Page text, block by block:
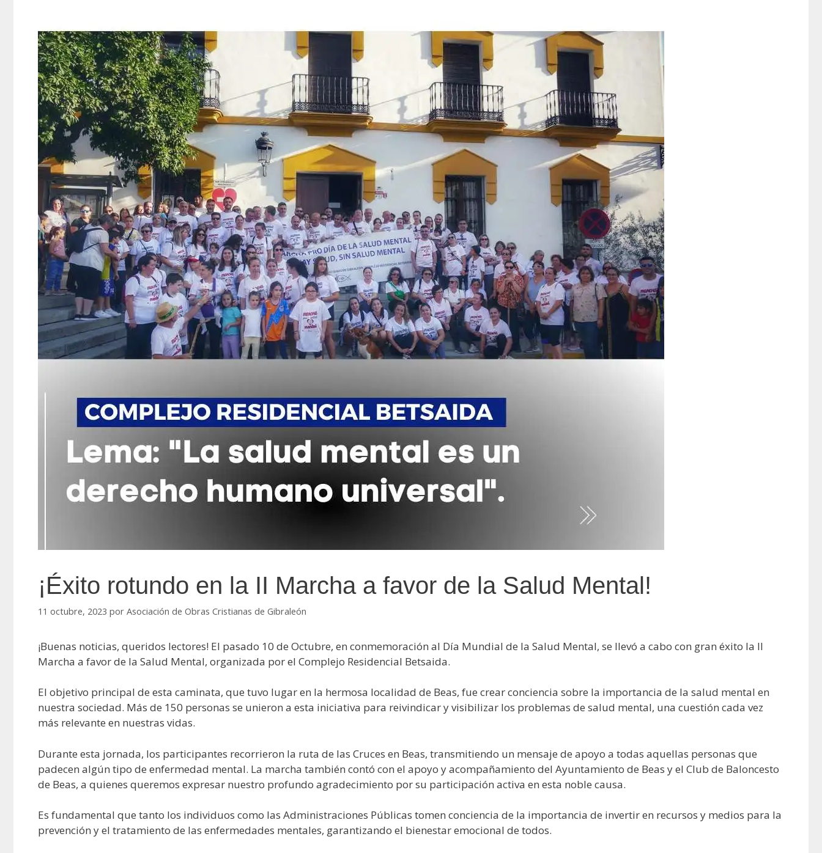
¡Éxito rotundo en la II Marcha a favor de la Salud Mental!
11 octubre, 2023 por Asociación de Obras Cristianas de Gibraleón
¡Buenas noticias, queridos lectores! El pasado 10 de Octubre, en conmemoración al Día Mundial de la Salud Mental, se llevó a cabo con gran éxito la II
Marcha a favor de la Salud Mental, organizada por el Complejo Residencial Betsaida.
El objetivo principal de esta caminata, que tuvo lugar en la hermosa localidad de Beas, fue crear conciencia sobre la importancia de la salud mental en
nuestra sociedad. Más de 150 personas se unieron a esta iniciativa para reivindicar y visibilizar los problemas de salud mental, una cuestión cada vez
más relevante en nuestras vidas.
Durante esta jornada, los participantes recorrieron la ruta de las Cruces en Beas, transmitiendo un mensaje de apoyo a todas aquellas personas que
padecen algún tipo de enfermedad mental. La marcha también contó con el apoyo y acompañamiento del Ayuntamiento de Beas y el Club de Baloncesto
de Beas, a quienes queremos expresar nuestro profundo agradecimiento por su participación activa en esta noble causa.
Es fundamental que tanto los individuos como las Administraciones Públicas tomen conciencia de la importancia de invertir en recursos y medios para la
prevención y el tratamiento de las enfermedades mentales, garantizando el bienestar emocional de todos.